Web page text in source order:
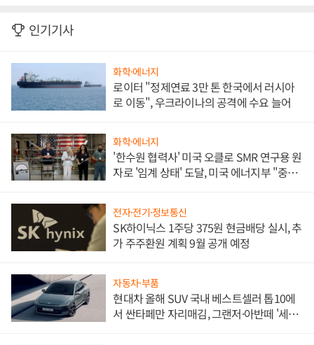
인기기사
화학·에너지
로이터 "정제연료 3만 톤 한국에서 러시아
로 이동", 우크라이나의 공격에 수요 늘어
화학·에너지
'한수원 협력사' 미국 오클로 SMR 연구용 원
자로 '임계 상태' 도달, 미국 에너지부 "중요
전자·전기·정보통신
SK하이닉스 1주당 375원 현금배당 실시, 추
가 주주환원 계획 9월 공개 예정
자동차·부품
현대차 올해 SUV 국내 베스트셀러 톱10에
서 싼타페만 자리매김, 그랜저·아반떼 '세단